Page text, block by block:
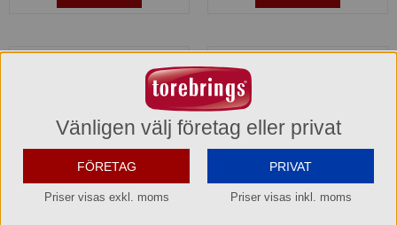
Vänligen välj företag eller privat
FÖRETAG
Priser visas exkl. moms
PRIVAT
Priser visas inkl. moms